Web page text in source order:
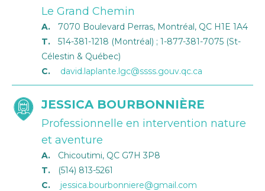
Le Grand Chemin
A.
7070 Boulevard Perras, Montréal, QC H1E 1A4
T.
514-381-1218 (Montréal) ; 1-877-381-7075 (St-
Célestin & Québec)
C.
david.laplante.lgc@ssss.gouv.qc.ca
JESSICA BOURBONNIÈRE
Professionnelle en intervention nature
et aventure
A.
Chicoutimi, QC G7H 3P8
T.
(514) 813-5261
C.
jessica.bourbonniere@gmail.com